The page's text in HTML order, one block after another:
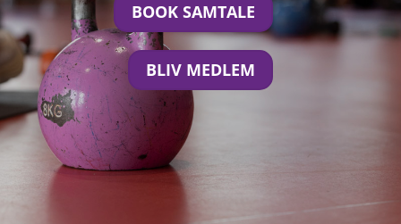
BOOK SAMTALE
BLIV MEDLEM